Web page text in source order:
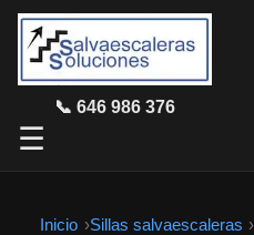
📞 646 986 376
☰
Inicio Sillas salvaescaleras